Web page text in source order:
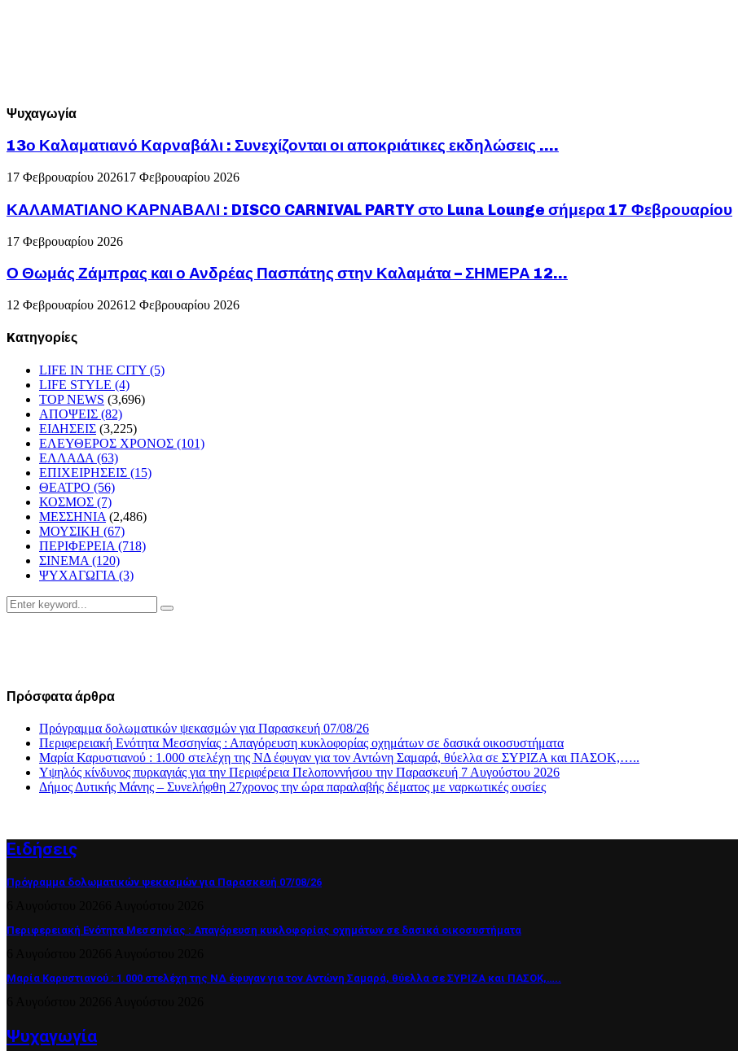
Ψυχαγωγία
13ο Καλαματιανό Καρναβάλι : Συνεχίζονται οι αποκριάτικες εκδηλώσεις ….
17 Φεβρουαρίου 202617 Φεβρουαρίου 2026
ΚΑΛΑΜΑΤΙΑΝΟ ΚΑΡΝΑΒΑΛΙ : DISCO CARNIVAL PARTY στο Luna Lounge σήμερα 17 Φεβρουαρίου
17 Φεβρουαρίου 2026
Ο Θωμάς Ζάμπρας και ο Ανδρέας Πασπάτης στην Καλαμάτα – ΣΗΜΕΡΑ 12...
12 Φεβρουαρίου 202612 Φεβρουαρίου 2026
Kατηγορίες
LIFE IN THE CITY (5)
LIFE STYLE (4)
TOP NEWS (3,696)
ΑΠΟΨΕΙΣ (82)
ΕΙΔΗΣΕΙΣ (3,225)
ΕΛΕΥΘΕΡΟΣ ΧΡΟΝΟΣ (101)
ΕΛΛΑΔΑ (63)
ΕΠΙΧΕΙΡΗΣΕΙΣ (15)
ΘΕΑΤΡΟ (56)
ΚΟΣΜΟΣ (7)
ΜΕΣΣΗΝΙΑ (2,486)
ΜΟΥΣΙΚΗ (67)
ΠΕΡΙΦΕΡΕΙΑ (718)
ΣΙΝΕΜΑ (120)
ΨΥΧΑΓΩΓΙΑ (3)
Search
for:
Search
Πρόσφατα άρθρα
Πρόγραμμα δολωματικών ψεκασμών για Παρασκευή 07/08/26
Περιφερειακή Ενότητα Μεσσηνίας : Απαγόρευση κυκλοφορίας οχημάτων σε δασικά οικοσυστήματα
Μαρία Καρυστιανού : 1.000 στελέχη της ΝΔ έφυγαν για τον Αντώνη Σαμαρά, θύελλα σε ΣΥΡΙΖΑ και ΠΑΣΟΚ,…..
Υψηλός κίνδυνος πυρκαγιάς για την Περιφέρεια Πελοποννήσου την Παρασκευή 7 Αυγούστου 2026
Δήμος Δυτικής Μάνης – Συνελήφθη 27χρονος την ώρα παραλαβής δέματος με ναρκωτικές ουσίες
Ειδήσεις
Πρόγραμμα δολωματικών ψεκασμών για Παρασκευή 07/08/26
Περιφερειακή Ενότητα Μεσσηνίας : Απαγόρευση κυκλοφορίας οχημάτων σε δασικά οικοσυστήματα
Μαρία Καρυστιανού : 1.000 στελέχη της ΝΔ έφυγαν για τον Αντώνη Σαμαρά, θύελλα σε ΣΥΡΙΖΑ και ΠΑΣΟΚ,…..
Ψυχαγωγία